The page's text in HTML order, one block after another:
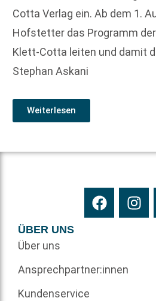
Cotta Verlag ein. Ab dem 1.
Hofstetter das Programm
Klett-Cotta leiten und damit
Stephan Askani
Weiterlesen
ÜBER UNS
Über uns
Ansprechpartner:innen
Kundenservice